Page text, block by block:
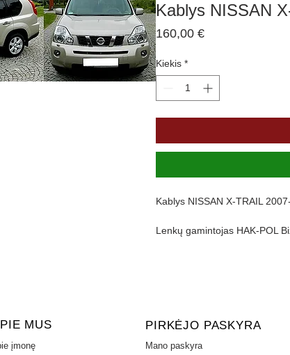
Kablys NISSAN
160,00 €Price
Kiekis *
Kablys NISSAN X-TRAIL
Lenkų gamintojas HAK-POL
MUS
įmonę
PIRKĖJO PASKYRA
Mano paskyra